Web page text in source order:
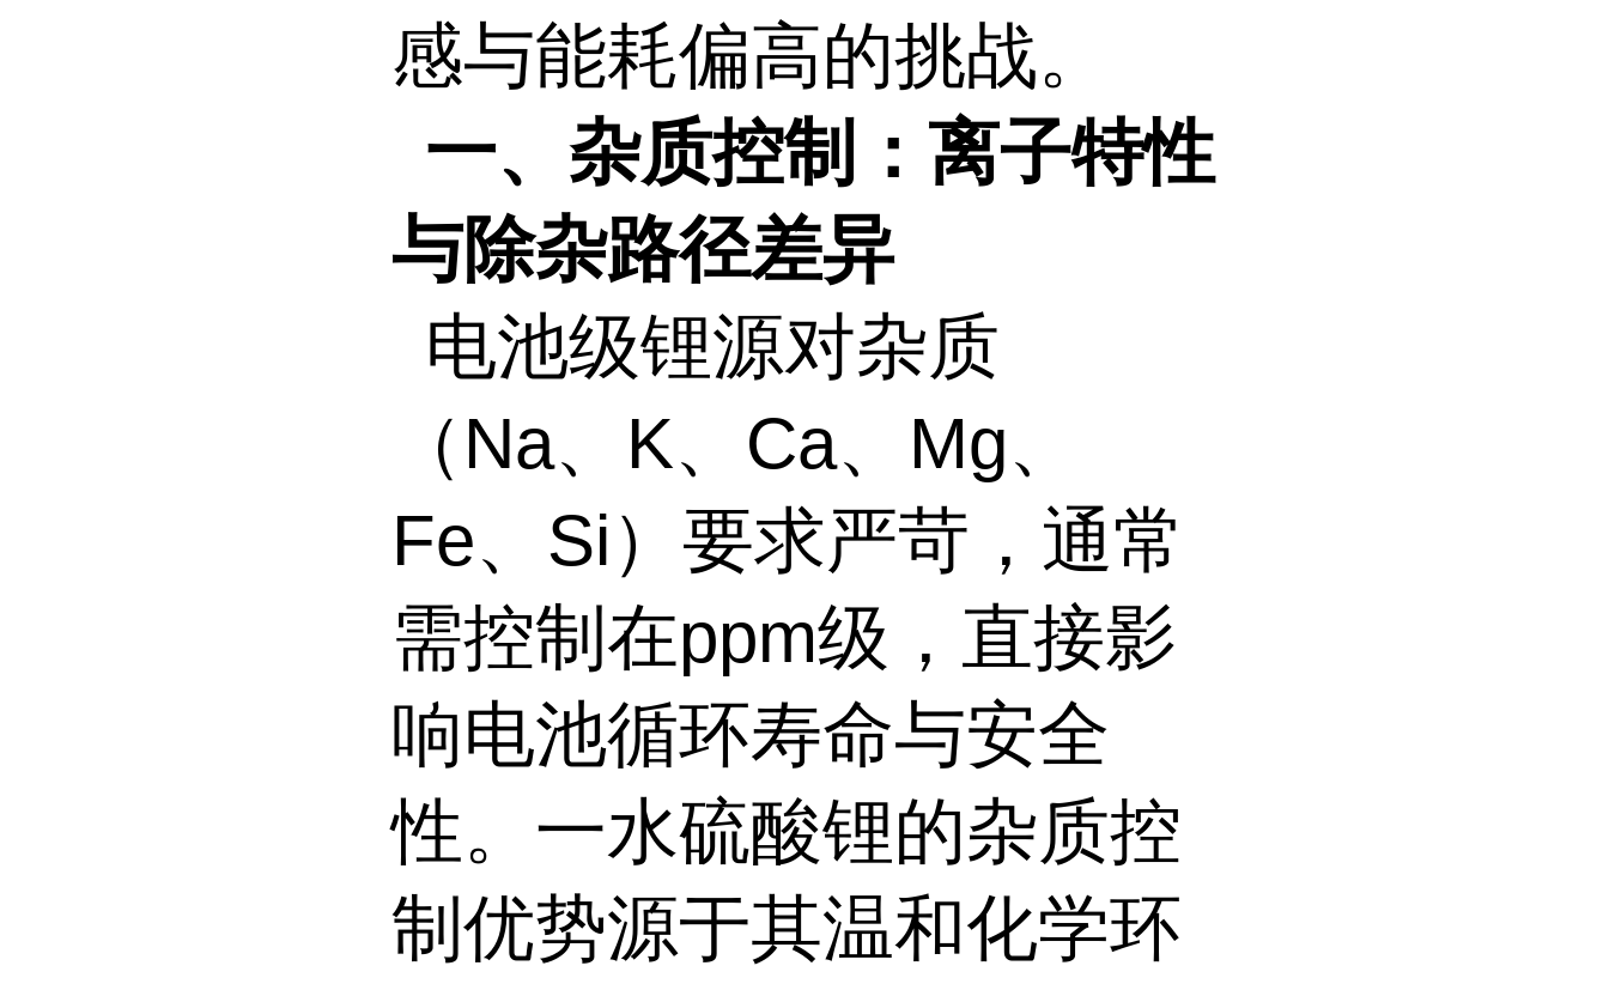
感与能耗偏高的挑战。
一、杂质控制：离子特性
与除杂路径差异
电池级锂源对杂质
（ Na、 K、 Ca、 Mg、
Fe、 Si）要求严苛，通常
需控制在ppm级，直接影
响电池循环寿命与安全
性。一水硫酸锂的杂质控
制优势源于其温和化学环